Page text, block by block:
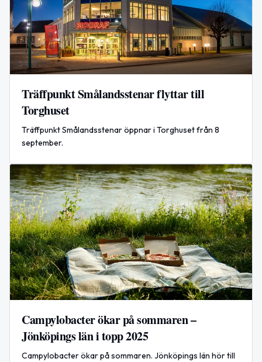
Träffpunkt Smålandsstenar flyttar till
Torghuset
Träffpunkt Smålandsstenar öppnar i Torghuset från 8
september.
Campylobacter ökar på sommaren –
Jönköpings län i topp 2025
Campylobacter ökar på sommaren. Jönköpings län hör till